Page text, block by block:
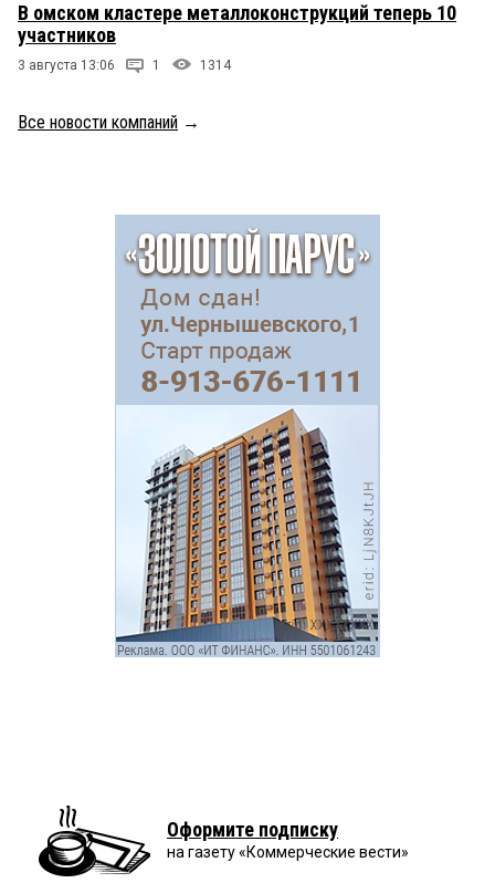
В омском кластере металлоконструкций теперь 10
участников
3 августа 13:06 1 1314
Все новости компаний →
Оформите подписку
на газету «Коммерческие вести»